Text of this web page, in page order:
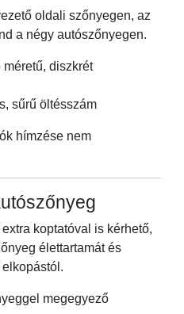
oldali szőnyegen, az
a négy autószőnyegen.
méretű, diszkrét
sűrű öltésszám
hímzése nem
koptatóval is kérhető,
élettartamát és
megegyező